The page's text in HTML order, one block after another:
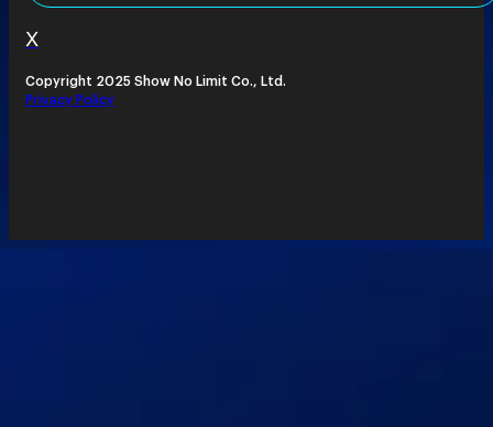
X
Copyright 2025 Show No Limit Co., Ltd.
Privacy Policy